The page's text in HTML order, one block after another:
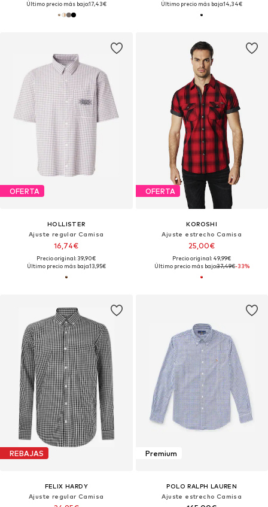
Último precio más bajo:17,43€
Último precio más bajo:14,34€
OFERTA
HOLLISTER
Ajuste regular Camisa
16,74€
Precio original: 39,90€
Último precio más bajo:13,95€
OFERTA
KOROSHI
Ajuste estrecho Camisa
25,00€
Precio original: 49,99€
Último precio más bajo:37,49€-33%
REBAJAS
FELIX HARDY
Ajuste regular Camisa
Premium
POLO RALPH LAUREN
Ajuste estrecho Camisa